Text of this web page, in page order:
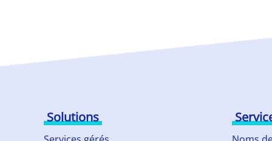
Solutions